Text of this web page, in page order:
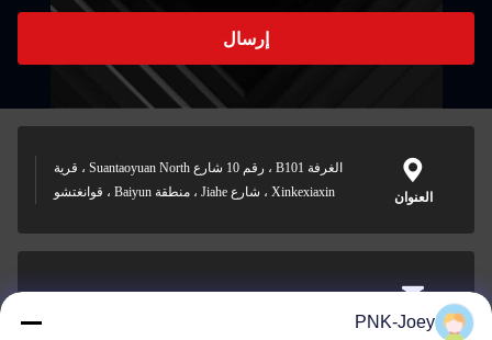
إرسال
العنوان
الغرفة B101 ، رقم 10 شارع Suantaoyuan North ، قرية
Xinkexiaxin ، شارع Jiahe ، منطقة Baiyun ، قوانغتشو
البريد
xianzhihao@gzxingchao.infoPNK-Joey